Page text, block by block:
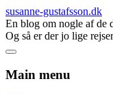
susanne-gustafsson.dk
En blog om nogle af de
Og så er der jo lige
Main menu